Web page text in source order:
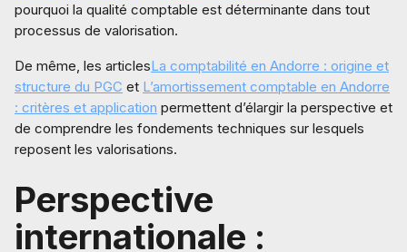
pourquoi la qualité comptable est déterminante dans tout
processus de valorisation.
De même, les articlesLa comptabilité en Andorre : origine et
structure du PGC et L’amortissement comptable en Andorre
: critères et application permettent d’élargir la perspective et
de comprendre les fondements techniques sur lesquels
reposent les valorisations.
Perspective
internationale :